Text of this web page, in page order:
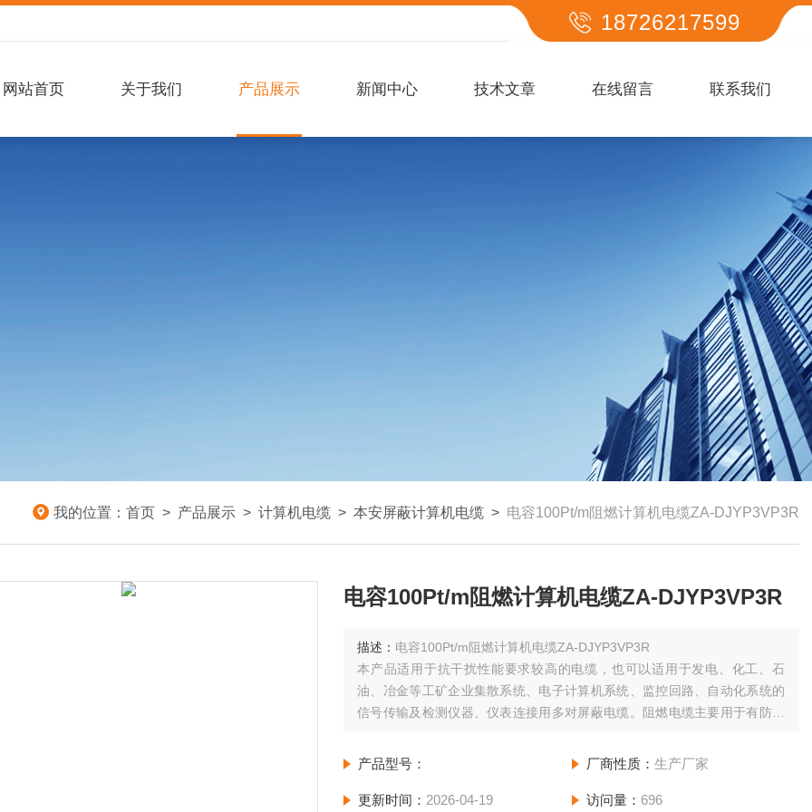
18726217599
网站首页 关于我们 产品展示 新闻中心 技术文章 在线留言 联系我们
我的位置： 首页 > 产品展示 > 计算机电缆 > 本安屏蔽计算机电缆 > 电容100Pt/m阻燃计算机电缆ZA-DJYP3VP3R
电容100Pt/m阻燃计算机电缆ZA-DJYP3VP3R
描述： 电容100Pt/m阻燃计算机电缆ZA-DJYP3VP3R
本产品适用于抗干扰性能要求较高的电缆，也可以适用于发电、化工、石
油、冶金等工矿企业集散系统、电子计算机系统、监控回路、自动化系统的
信号传输及检测仪器、仪表连接用多对屏蔽电缆。阻燃电缆主要用于有防火
产品型号： 厂商性质： 生产厂家
更新时间： 2026-04-19 访问量： 696